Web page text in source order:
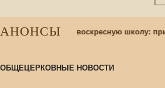
АНОНСЫ
учащихся в воскресную школу:
ОБЩЕЦЕРКОВНЫЕ НОВОСТИ